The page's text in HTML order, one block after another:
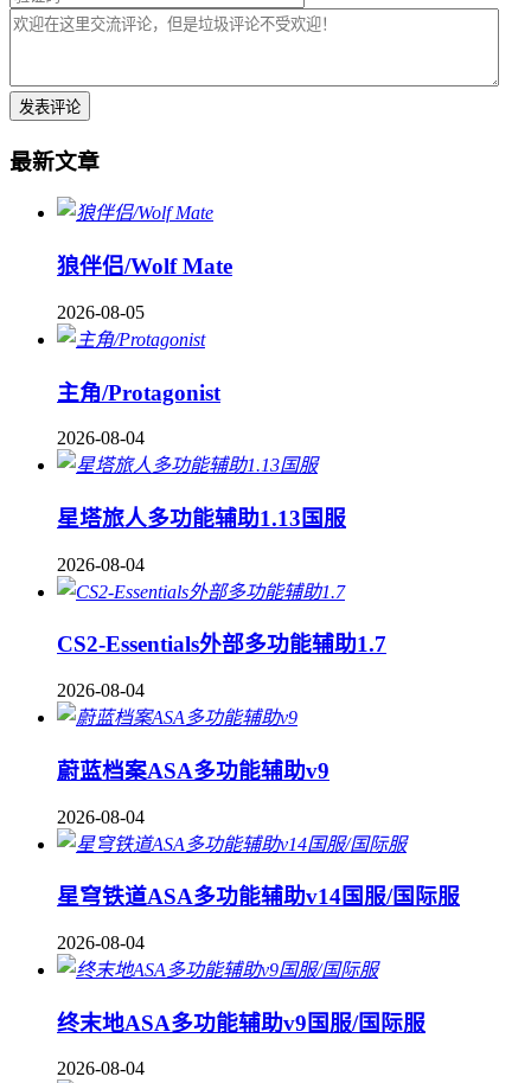
最新文章
狼伴侣/Wolf Mate
2026-08-05
主角/Protagonist
2026-08-04
星塔旅人多功能辅助1.13国服
2026-08-04
CS2-Essentials外部多功能辅助1.7
2026-08-04
蔚蓝档案ASA多功能辅助v9
2026-08-04
星穹铁道ASA多功能辅助v14国服/国际服
2026-08-04
终末地ASA多功能辅助v9国服/国际服
2026-08-04